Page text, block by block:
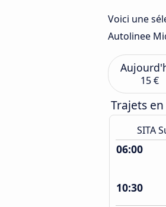
Voici une
Autolinee
15 €
Trajets
SITA
06:00
10:30